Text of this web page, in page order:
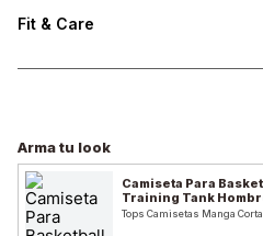
Fit & Care
Arma tu look
Camiseta Para
Training Tank
Tops Camisetas Manga Corta